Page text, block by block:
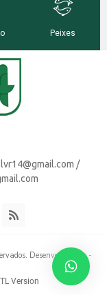
/
Desenvolvido por -
Version